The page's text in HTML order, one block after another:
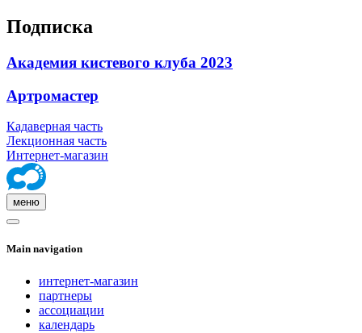
Подписка
Академия кистевого клуба 2023
Артромастер
Кадаверная часть
Лекционная часть
Интернет-магазин
меню
Main navigation
интернет-магазин
партнеры
ассоциации
календарь